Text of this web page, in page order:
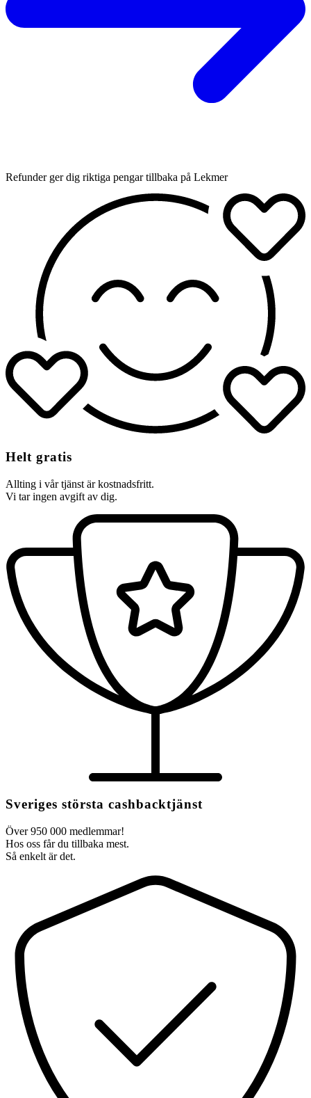
Refunder ger dig riktiga pengar tillbaka på Lekmer
Helt gratis
Allting i vår tjänst är kostnadsfritt.
Vi tar ingen avgift av dig.
Sveriges största cashbacktjänst
Över 950 000 medlemmar!
Hos oss får du tillbaka mest.
Så enkelt är det.